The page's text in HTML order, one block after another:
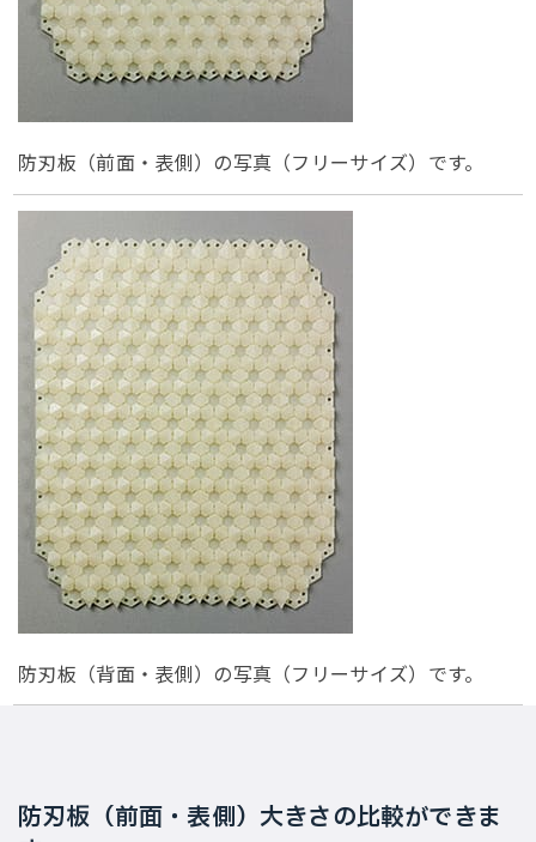
防刃板（前面・表側）の写真（フリーサイズ）です。
防刃板（背面・表側）の写真（フリーサイズ）です。
防刃板（前面・表側）大きさの比較ができま